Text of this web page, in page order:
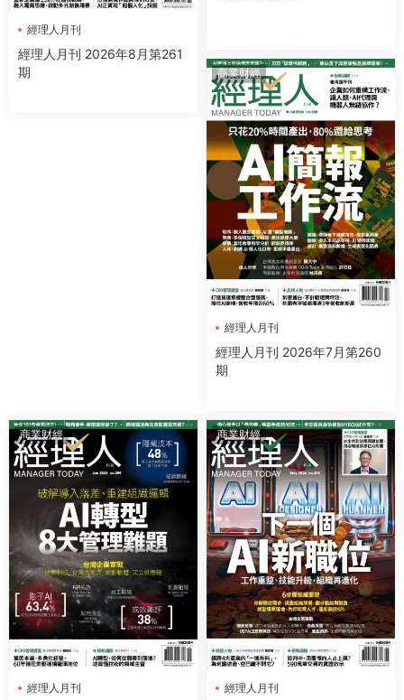
經理人月刊
經理人月刊 2026年8月第261
期
商業财經
經理人月刊
經理人月刊 2026年7月第260
期
商業财經
經理人月刊
商業财經
經理人月刊